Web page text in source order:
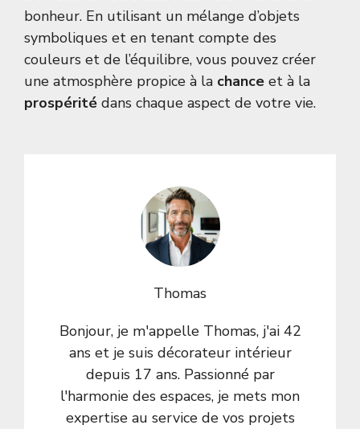
bonheur. En utilisant un mélange d’objets
symboliques et en tenant compte des
couleurs et de l’équilibre, vous pouvez créer
une atmosphère propice à la chance et à la
prospérité dans chaque aspect de votre vie.
Thomas
Bonjour, je m'appelle Thomas, j'ai 42
ans et je suis décorateur intérieur
depuis 17 ans. Passionné par
l'harmonie des espaces, je mets mon
expertise au service de vos projets